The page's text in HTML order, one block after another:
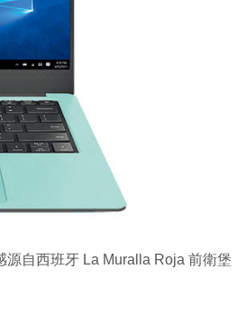
自西班牙 La Muralla Roja 前衛堡